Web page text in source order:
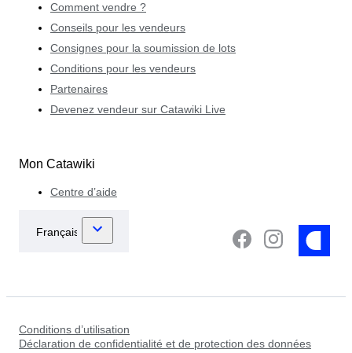
Comment vendre ?
Conseils pour les vendeurs
Consignes pour la soumission de lots
Conditions pour les vendeurs
Partenaires
Devenez vendeur sur Catawiki Live
Mon Catawiki
Centre d’aide
Conditions d’utilisation
Déclaration de confidentialité et de protection des données